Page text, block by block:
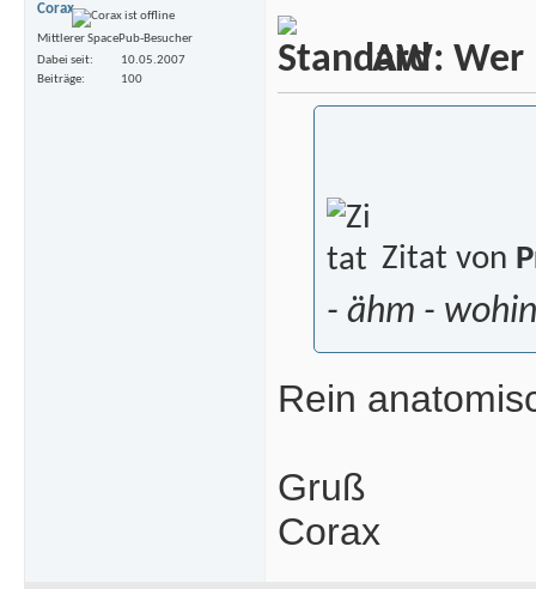
Corax
Mittlerer SpacePub-Besucher
Dabei seit
10.05.2007
Beiträge
100 AW: Wer
Zitat von
- ähm -
Rein
Gruß
Corax